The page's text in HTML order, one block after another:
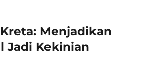
Menjadikan
Jadi Kekinian